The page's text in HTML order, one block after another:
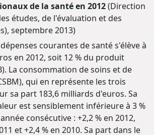
de la santé en 2012(Direction
études, de l'évaluation et des
septembre 2013)
courantes de santé s'élève à
en 2012, soit 12 % du produit
La consommation de soins et de
qui en représente les trois
sa part 183,6 milliards d'euros. Sa
est sensiblement inférieure à 3 %
consécutive : +2,2 % en 2012,
et +2,4 % en 2010. Sa part dans le